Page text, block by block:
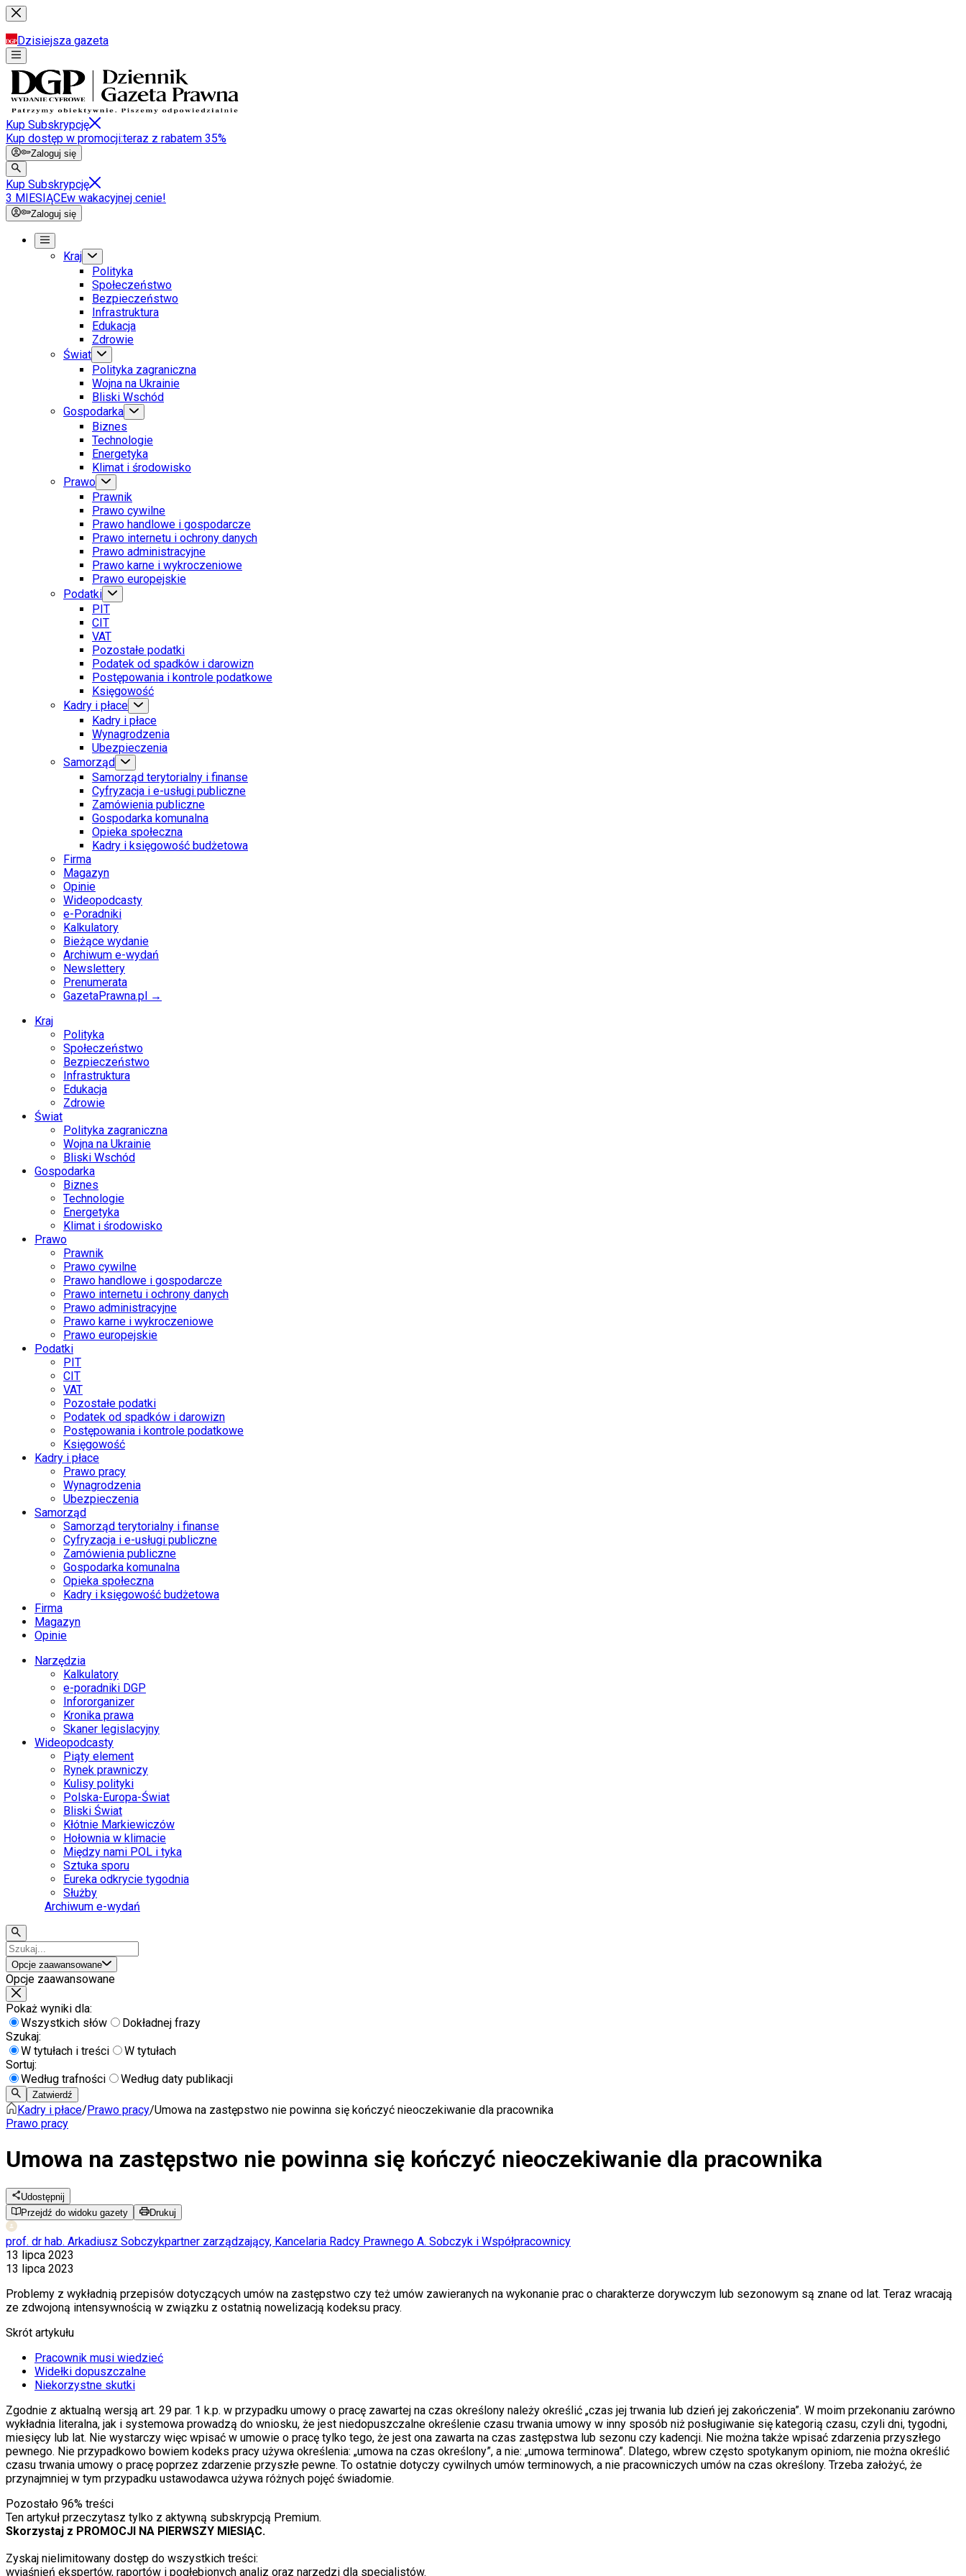
Dzisiejsza gazeta
Kup Subskrypcję
Kup dostęp w promocji:teraz z rabatem 35%
Zaloguj się
Kup Subskrypcję
3 MIESIĄCEw wakacyjnej cenie!
Zaloguj się
Kraj
Polityka
Społeczeństwo
Bezpieczeństwo
Infrastruktura
Edukacja
Zdrowie
Świat
Polityka zagraniczna
Wojna na Ukrainie
Bliski Wschód
Gospodarka
Biznes
Technologie
Energetyka
Klimat i środowisko
Prawo
Prawnik
Prawo cywilne
Prawo handlowe i gospodarcze
Prawo internetu i ochrony danych
Prawo administracyjne
Prawo karne i wykroczeniowe
Prawo europejskie
Podatki
PIT
CIT
VAT
Pozostałe podatki
Podatek od spadków i darowizn
Postępowania i kontrole podatkowe
Księgowość
Kadry i płace
Kadry i płace
Wynagrodzenia
Ubezpieczenia
Samorząd
Samorząd terytorialny i finanse
Cyfryzacja i e-usługi publiczne
Zamówienia publiczne
Gospodarka komunalna
Opieka społeczna
Kadry i księgowość budżetowa
Firma
Magazyn
Opinie
Wideopodcasty
e-Poradniki
Kalkulatory
Bieżące wydanie
Archiwum e-wydań
Newslettery
Prenumerata
GazetaPrawna.pl →
Kraj
Polityka
Społeczeństwo
Bezpieczeństwo
Infrastruktura
Edukacja
Zdrowie
Świat
Polityka zagraniczna
Wojna na Ukrainie
Bliski Wschód
Gospodarka
Biznes
Technologie
Energetyka
Klimat i środowisko
Prawo
Prawnik
Prawo cywilne
Prawo handlowe i gospodarcze
Prawo internetu i ochrony danych
Prawo administracyjne
Prawo karne i wykroczeniowe
Prawo europejskie
Podatki
PIT
CIT
VAT
Pozostałe podatki
Podatek od spadków i darowizn
Postępowania i kontrole podatkowe
Księgowość
Kadry i płace
Prawo pracy
Wynagrodzenia
Ubezpieczenia
Samorząd
Samorząd terytorialny i finanse
Cyfryzacja i e-usługi publiczne
Zamówienia publiczne
Gospodarka komunalna
Opieka społeczna
Kadry i księgowość budżetowa
Firma
Magazyn
Opinie
Narzędzia
Kalkulatory
e-poradniki DGP
Infororganizer
Kronika prawa
Skaner legislacyjny
Wideopodcasty
Piąty element
Rynek prawniczy
Kulisy polityki
Polska-Europa-Świat
Bliski Świat
Kłótnie Markiewiczów
Hołownia w klimacie
Między nami POL i tyka
Sztuka sporu
Eureka odkrycie tygodnia
Służby
Archiwum e-wydań
Opcje zaawansowane
Opcje zaawansowane
Pokaż wyniki dla:
Wszystkich słów
Dokładnej frazy
Szukaj:
W tytułach i treści
W tytułach
Sortuj:
Według trafności
Według daty publikacji
Zatwierdź
Kadry i płace/Prawo pracy/Umowa na zastępstwo nie powinna się kończyć nieoczekiwanie dla pracownika
Prawo pracy
Umowa na zastępstwo nie powinna się kończyć nieoczekiwanie dla pracownika
Udostępnij
Przejdź do widoku gazety
Drukuj
prof. dr hab. Arkadiusz Sobczykpartner zarządzający, Kancelaria Radcy Prawnego A. Sobczyk i Współpracownicy
13 lipca 2023
13 lipca 2023
Problemy z wykładnią przepisów dotyczących umów na zastępstwo czy też umów zawieranych na wykonanie prac o charakterze dorywczym lub sezonowym są znane od lat. Teraz wracają
ze zdwojoną intensywnością w związku z ostatnią nowelizacją kodeksu pracy.
Skrót artykułu
Pracownik musi wiedzieć
Widełki dopuszczalne
Niekorzystne skutki
Zgodnie z aktualną wersją art. 29 par. 1 k.p. w przypadku umowy o pracę zawartej na czas określony należy określić „czas jej trwania lub dzień jej zakończenia”. W moim przekonaniu zarówno
wykładnia literalna, jak i systemowa prowadzą do wniosku, że jest niedopuszczalne określenie czasu trwania umowy w inny sposób niż posługiwanie się kategorią czasu, czyli dni, tygodni,
miesięcy lub lat. Nie wystarczy więc wpisać w umowie o pracę tylko tego, że jest ona zawarta na czas zastępstwa lub sezonu czy kadencji. Nie można także wpisać zdarzenia przyszłego
pewnego. Nie przypadkowo bowiem kodeks pracy używa określenia: „umowa na czas określony”, a nie: „umowa terminowa”. Dlatego, wbrew często spotykanym opiniom, nie można określić
czasu trwania umowy o pracę poprzez zdarzenie przyszłe pewne. To ostatnie dotyczy cywilnych umów terminowych, a nie pracowniczych umów na czas określony. Trzeba założyć, że
przynajmniej w tym przypadku ustawodawca używa różnych pojęć świadomie.
Pozostało 96% treści
Ten artykuł przeczytasz tylko z aktywną subskrypcją Premium.
Skorzystaj z PROMOCJI NA PIERWSZY MIESIĄC.
Zyskaj nielimitowany dostęp do wszystkich treści:
wyjaśnień ekspertów, raportów i pogłębionych analiz oraz narzędzi dla specjalistów.